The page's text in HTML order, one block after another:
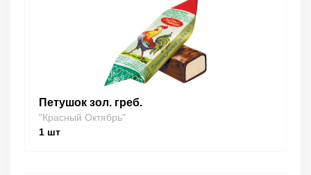
Петушок зол. греб.
"Красный Октябрь"
1 шт